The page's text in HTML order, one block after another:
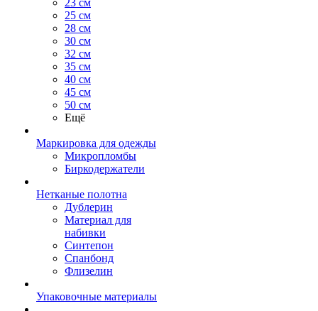
23 см
25 см
28 см
30 см
32 см
35 см
40 см
45 см
50 см
Ещё
Маркировка для одежды
Микропломбы
Биркодержатели
Нетканые полотна
Дублерин
Материал для
набивки
Синтепон
Спанбонд
Флизелин
Упаковочные материалы